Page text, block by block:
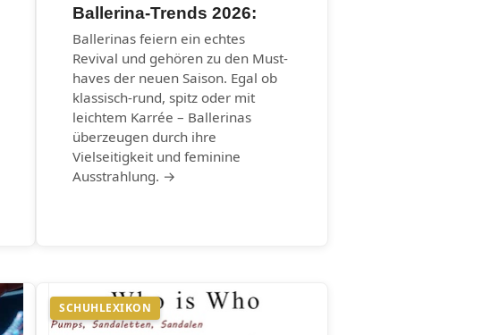
Ballerina-Trends 2026:
Ballerinas feiern ein echtes
Revival und gehören zu den Must-
haves der neuen Saison. Egal ob
klassisch-rund, spitz oder mit
leichtem Karrée – Ballerinas
überzeugen durch ihre
Vielseitigkeit und feminine
Ausstrahlung. →
SCHUHLEXIKON